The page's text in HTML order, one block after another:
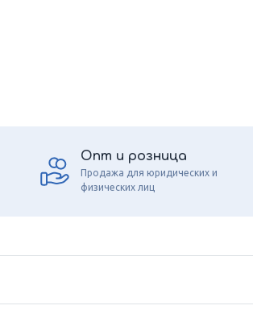
Опт и розница
Продажа для юридических и
физических лиц